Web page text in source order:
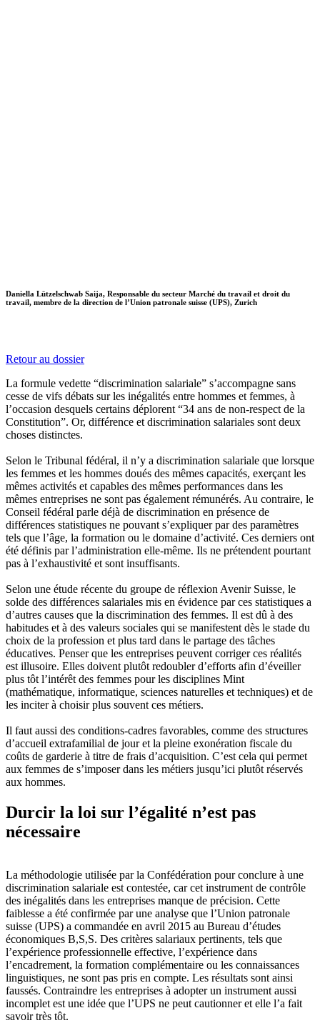
Daniella Lützelschwab Saija, Responsable du secteur Marché du travail et droit du
travail, membre de la direction de l’Union patronale suisse (UPS), Zurich
Retour au dossier
La formule vedette “discrimination salariale” s’accompagne sans
cesse de vifs débats sur les inégalités entre hommes et femmes, à
l’occasion desquels certains déplorent “34 ans de non-respect de la
Constitution”. Or, différence et discrimination salariales sont deux
choses distinctes.
Selon le Tribunal fédéral, il n’y a discrimination salariale que lorsque
les femmes et les hommes doués des mêmes capacités, exerçant les
mêmes activités et capables des mêmes performances dans les
mêmes entreprises ne sont pas également rémunérés. Au contraire, le
Conseil fédéral parle déjà de discrimination en présence de
différences statistiques ne pouvant s’expliquer par des paramètres
tels que l’âge, la formation ou le domaine d’activité. Ces derniers ont
été définis par l’administration elle-même. Ils ne prétendent pourtant
pas à l’exhaustivité et sont insuffisants.
Selon une étude récente du groupe de réflexion Avenir Suisse, le
solde des différences salariales mis en évidence par ces statistiques a
d’autres causes que la discrimination des femmes. Il est dû à des
habitudes et à des valeurs sociales qui se manifestent dès le stade du
choix de la profession et plus tard dans le partage des tâches
éducatives. Penser que les entreprises peuvent corriger ces réalités
est illusoire. Elles doivent plutôt redoubler d’efforts afin d’éveiller
plus tôt l’intérêt des femmes pour les disciplines Mint
(mathématique, informatique, sciences naturelles et techniques) et de
les inciter à choisir plus souvent ces métiers.
Il faut aussi des conditions-cadres favorables, comme des structures
d’accueil extrafamilial de jour et la pleine exonération fiscale du
coûts de garderie à titre de frais d’acquisition. C’est cela qui permet
aux femmes de s’imposer dans les métiers jusqu’ici plutôt réservés
aux hommes.
Durcir la loi sur l’égalité n’est pas
nécessaire
La méthodologie utilisée par la Confédération pour conclure à une
discrimination salariale est contestée, car cet instrument de contrôle
des inégalités dans les entreprises manque de précision. Cette
faiblesse a été confirmée par une analyse que l’Union patronale
suisse (UPS) a commandée en avril 2015 au Bureau d’études
économiques B,S,S. Des critères salariaux pertinents, tels que
l’expérience professionnelle effective, l’expérience dans
l’encadrement, la formation complémentaire ou les connaissances
linguistiques, ne sont pas pris en compte. Les résultats sont ainsi
faussés. Contraindre les entreprises à adopter un instrument aussi
incomplet est une idée que l’UPS ne peut cautionner et elle l’a fait
savoir très tôt.